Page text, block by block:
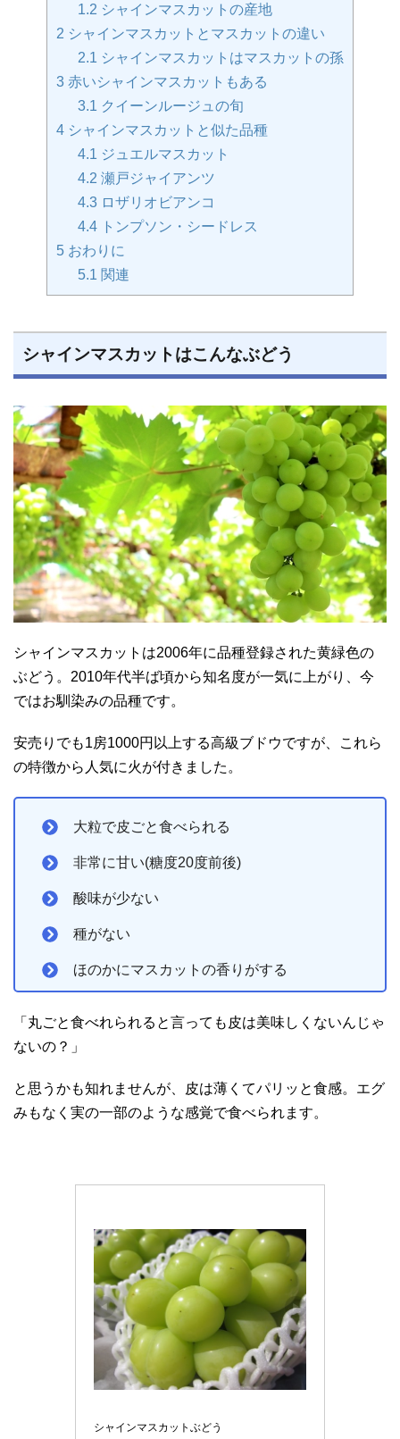
1.2 シャインマスカットの産地
2 シャインマスカットとマスカットの違い
2.1 シャインマスカットはマスカットの孫
3 赤いシャインマスカットもある
3.1 クイーンルージュの旬
4 シャインマスカットと似た品種
4.1 ジュエルマスカット
4.2 瀬戸ジャイアンツ
4.3 ロザリオビアンコ
4.4 トンプソン・シードレス
5 おわりに
5.1 関連
シャインマスカットはこんなぶどう
シャインマスカットは2006年に品種登録された黄緑色の
ぶどう。2010年代半ば頃から知名度が一気に上がり、今
ではお馴染みの品種です。
安売りでも1房1000円以上する高級ブドウですが、これら
の特徴から人気に火が付きました。
大粒で皮ごと食べられる
非常に甘い(糖度20度前後)
酸味が少ない
種がない
ほのかにマスカットの香りがする
「丸ごと食べれられると言っても皮は美味しくないんじゃ
ないの？」
と思うかも知れませんが、皮は薄くてパリッと食感。エグ
みもなく実の一部のような感覚で食べられます。
シャインマスカットぶどう